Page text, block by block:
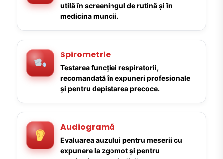
utilă în screeningul de rutină și în
medicina muncii.
Spirometrie
Testarea funcției respiratorii,
recomandată în expuneri profesionale
și pentru depistarea precoce.
Audiogramă
Evaluarea auzului pentru meserii cu
expunere la zgomot și pentru